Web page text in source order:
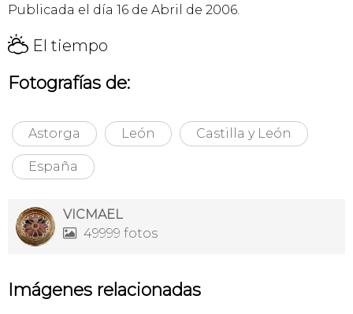
Publicada el día 16 de Abril de 2006.
H El tiempo
Fotografías de:
Astorga León Castilla y León
España
VICMAEL
 49999 fotos
Imágenes relacionadas